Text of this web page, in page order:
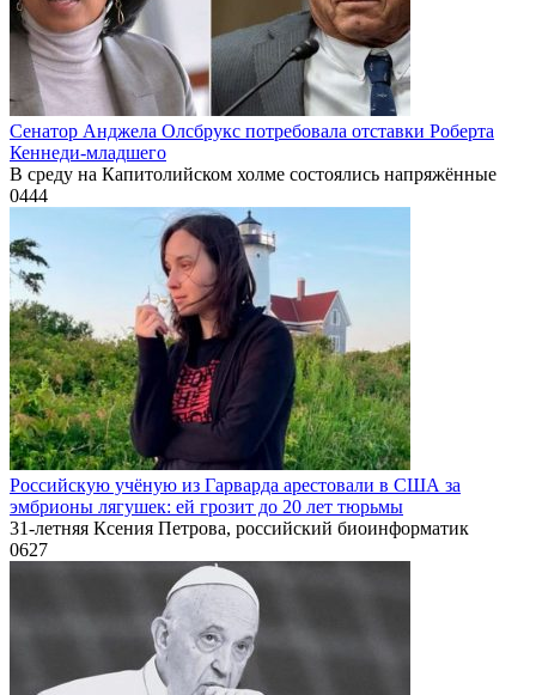
Сенатор Анджела Олсбрукс потребовала отставки Роберта
Кеннеди-младшего
В среду на Капитолийском холме состоялись напряжённые
0444
Российскую учёную из Гарварда арестовали в США за
эмбрионы лягушек: ей грозит до 20 лет тюрьмы
31-летняя Ксения Петрова, российский биоинформатик
0627